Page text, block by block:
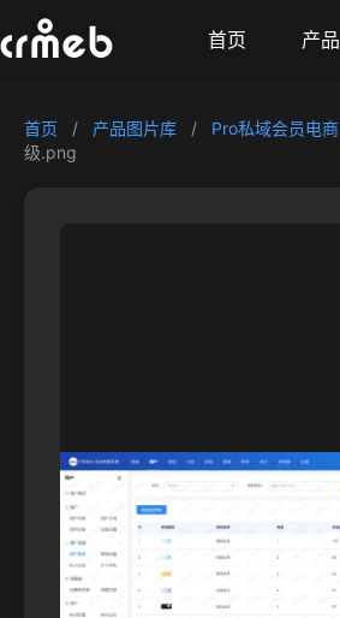
首页 产品
首页 / 产品图片库 / Pro私域会员电商
级.png